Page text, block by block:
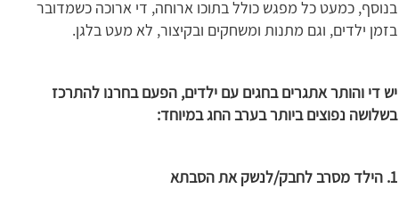
בנוסף, כמעט כל מפגש כולל בתוכו ארוחה, די ארוכה כשמדובר
בזמן ילדים, וגם מתנות ומשחקים ובקיצור, לא מעט בלגן.
יש די והותר אתגרים בחגים עם ילדים, הפעם בחרנו להתרכז
בשלושה נפוצים ביותר בערב החג במיוחד:
1. הילד מסרב לחבק/לנשק את הסבתא